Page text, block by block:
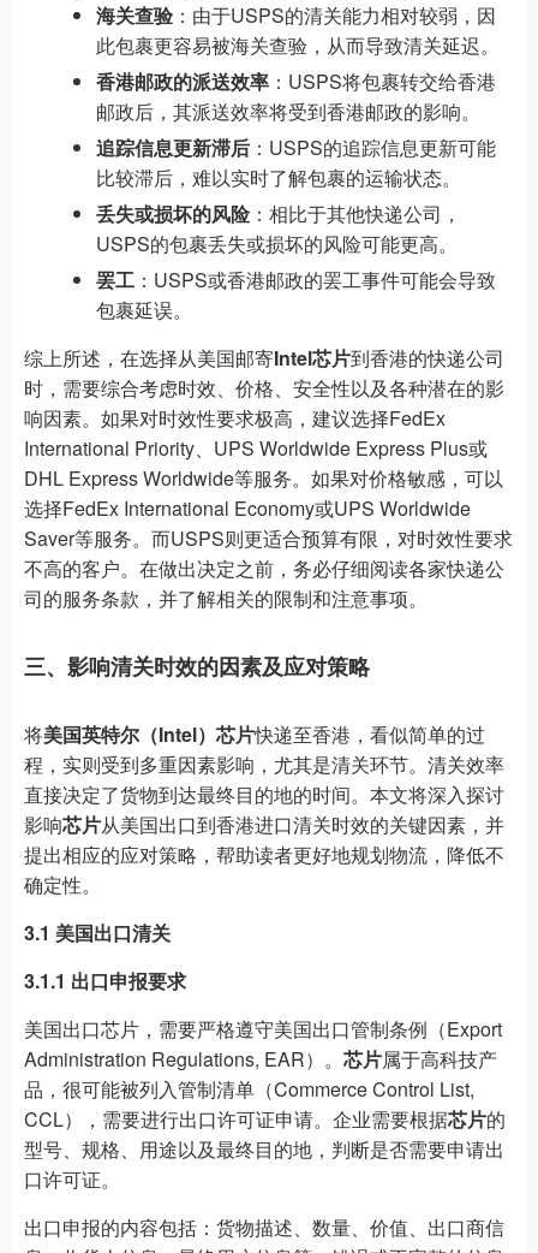
海关查验 ：由于USPS的清关能力相对较弱，因
此包裹更容易被海关查验，从而导致清关延迟。
香港邮政的派送效率 ：USPS将包裹转交给香港
邮政后，其派送效率将受到香港邮政的影响。
追踪信息更新滞后 ：USPS的追踪信息更新可能
比较滞后，难以实时了解包裹的运输状态。
丢失或损坏的风险：相比于其他快递公司，
USPS的包裹丢失或损坏的风险可能更高。
罢工 ：USPS或香港邮政的罢工事件可能会导致
包裹延误。
综上所述，在选择从美国邮寄Intel芯片到香港的快递公司
时，需要综合考虑时效、价格、安全性以及各种潜在的影
响因素。如果对时效性要求极高，建议选择FedEx
International Priority、UPS Worldwide Express Plus或
DHL Express Worldwide等服务。如果对价格敏感，可以
选择FedEx International Economy或UPS Worldwide
Saver等服务。而USPS则更适合预算有限，对时效性要求
不高的客户。在做出决定之前，务必仔细阅读各家快递公
司的服务条款，并了解相关的限制和注意事项。
三、影响清关时效的因素及应对策略
将美国英特尔（Intel）芯片快递至香港，看似简单的过
程，实则受到多重因素影响，尤其是清关环节。清关效率
直接决定了货物到达最终目的地的时间。本文将深入探讨
影响芯片从美国出口到香港进口清关时效的关键因素，并
提出相应的应对策略，帮助读者更好地规划物流，降低不
确定性。
3.1 美国出口清关
3.1.1 出口申报要求
美国出口芯片，需要严格遵守美国出口管制条例（Export
Administration Regulations, EAR）。 芯片属于高科技产
品，很可能被列入管制清单（Commerce Control List,
CCL），需要进行出口许可证申请。企业需要根据芯片的
型号、规格、用途以及最终目的地，判断是否需要申请出
口许可证。
出口申报的内容包括：货物描述、数量、价值、出口商信